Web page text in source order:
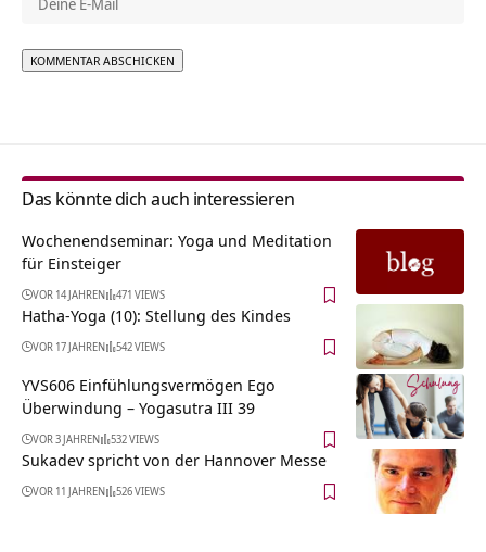
Das könnte dich auch interessieren
Wochenendseminar: Yoga und Meditation
für Einsteiger
VOR 14 JAHREN 471 VIEWS
Hatha-Yoga (10): Stellung des Kindes
VOR 17 JAHREN 542 VIEWS
YVS606 Einfühlungsvermögen Ego
Überwindung – Yogasutra III 39
VOR 3 JAHREN 532 VIEWS
Sukadev spricht von der Hannover Messe
VOR 11 JAHREN 526 VIEWS